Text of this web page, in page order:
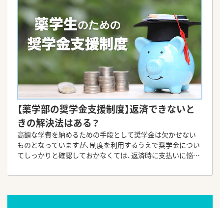
【薬学部の奨学金支援制度】返済できないと
きの解決法はある？
高額な学費を納めるための手段として奨学金は欠かせない
ものとなっていますが、制度を利用するうえで奨学金につい
てしっかりと確認しておかなくては、返済時に支払いに悩ま
取りあげ、卒業後の返済方法などを詳しくご紹介いたしま